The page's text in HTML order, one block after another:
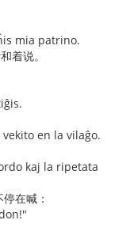
mia patrino.
着说。
en la vilaĝo.
kaj la ripetata
在喊：